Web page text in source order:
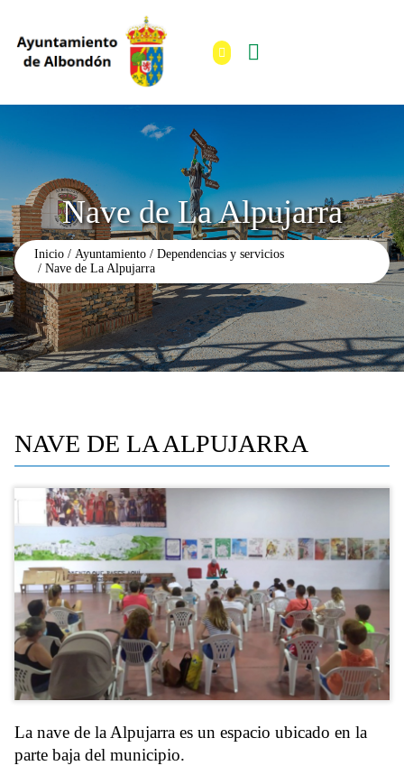
Nave de La Alpujarra
Inicio Ayuntamiento
Dependencias y servicios
Nave de La Alpujarra
NAVE DE LA ALPUJARRA
La nave de la Alpujarra es un espacio ubicado en la
parte baja del municipio.